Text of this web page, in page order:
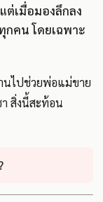
ต่เมื่อมองลึกลง
กคน โดยเฉพาะ
นไปช่วยพ่อแม่ขาย
สิ่งนี้สะท้อน